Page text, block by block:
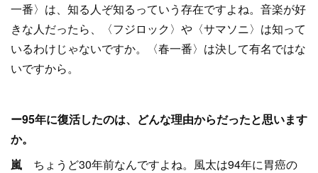
一番〉は、知る人ぞ知るっていう存在ですよね。音楽が好
きな人だったら、〈フジロック〉や〈サマソニ〉は知って
いるわけじゃないですか。〈春一番〉は決して有名ではな
いですから。
ー95年に復活したのは、どんな理由からだったと思います
か。
嵐 ちょうど30年前なんですよね。風太は94年に胃癌の